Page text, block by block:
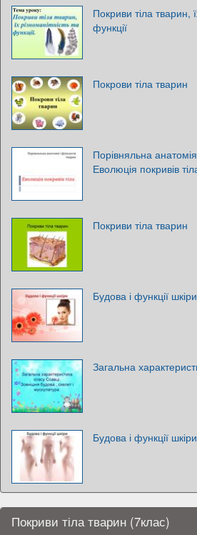
Покриви тіла тварин,
функції
Покрови тіла тварин
Порівняльна анатомія
Еволюція покривів
Покриви тіла тварин
Будова і функції шкіри
Загальна
Будова і функції шкіри
Покриви тіла тварин (7клас)